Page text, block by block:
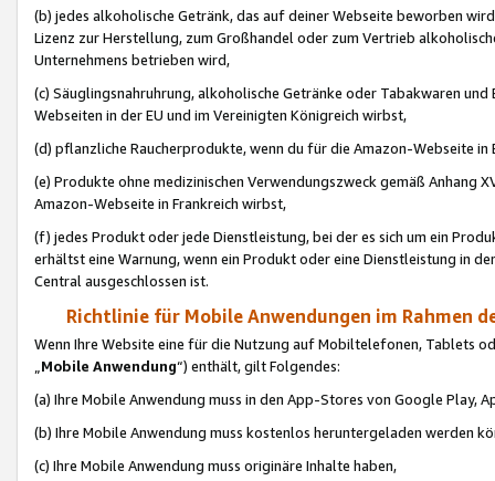
(b) jedes alkoholische Getränk, das auf deiner Webseite beworben
Lizenz zur Herstellung, zum Großhandel oder zum Vertrieb
Unternehmens betrieben wird,
(c) Säuglingsnahruhrung, alkoholische Getränke oder Tabakwaren
Webseiten in der EU und im Vereinigten Königreich wirbst,
(d) pflanzliche Raucherprodukte, wenn du für die Amazon-Webseite in
(e) Produkte ohne medizinischen Verwendungszweck gemäß Anhang
Amazon-Webseite in Frankreich wirbst,
(f) jedes Produkt oder jede Dienstleistung, bei der es sich um ein
erhältst eine Warnung, wenn ein Produkt oder eine Dienstleistung in
Central ausgeschlossen ist.
Richtlinie für Mobile Anwendungen im Rahmen
Wenn Ihre Website eine für die Nutzung auf Mobiltelefonen, Tablets
„Mobile Anwendung“) enthält, gilt Folgendes:
(a) Ihre Mobile Anwendung muss in den App-Stores von Google Play,
(b) Ihre Mobile Anwendung muss kostenlos heruntergeladen werden
(c) Ihre Mobile Anwendung muss originäre Inhalte haben,